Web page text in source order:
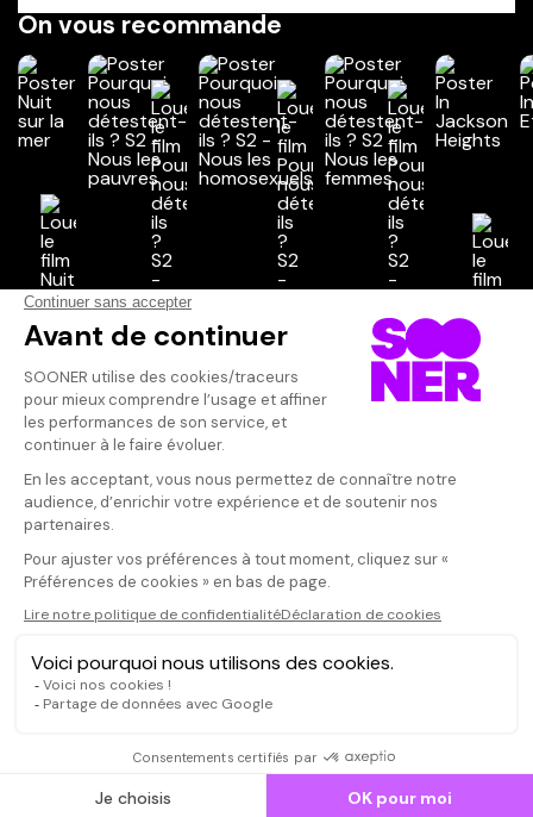
On vous recommande
Vos avis
Donnez votre avis
Votre note
Votre commentaire
Il faut vous connecter pour
publier un avis
CONNEXION